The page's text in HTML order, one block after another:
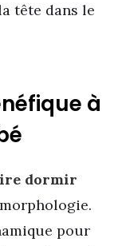
tête dans le
à
dormir
pour